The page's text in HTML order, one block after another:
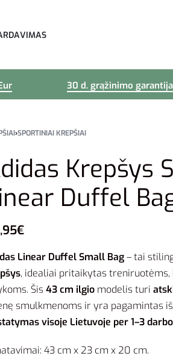
30 d. grąžinimo garantija
›SPORTINIAI KREPŠIAI
Krepšys
Duffel
€
Linear Duffel Small Bag– tai
, idealiai pritaikytas
Šis43 cm ilgio modelis turi
smulkmenoms ir yra pagamintas
visoje Lietuvoje per 1–3
43 cm x 23 cm x 20 cm.